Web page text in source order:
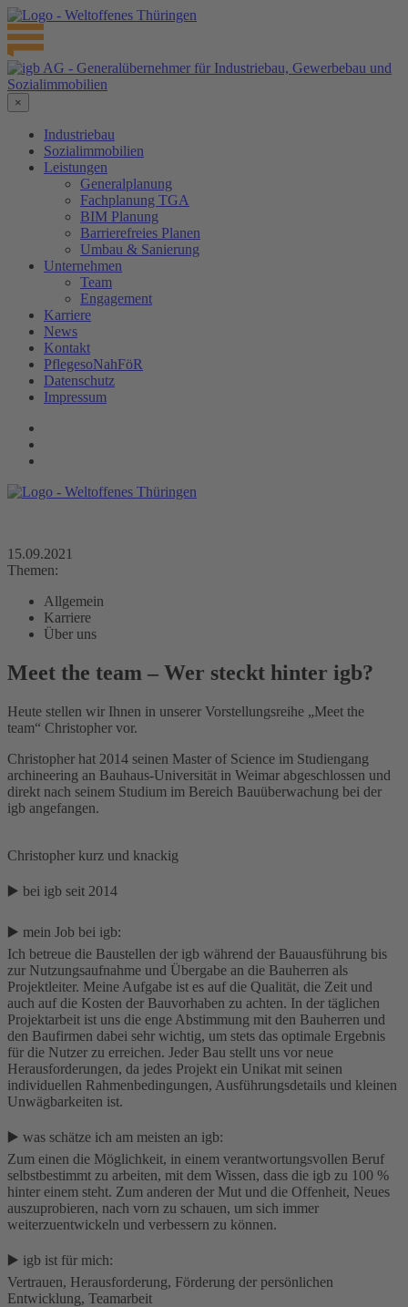
×
Industriebau
Sozialimmobilien
Leistungen
Generalplanung
Fachplanung TGA
BIM Planung
Barrierefreies Planen
Umbau & Sanierung
Unternehmen
Team
Engagement
Karriere
News
Kontakt
PflegesoNahFöR
Datenschutz
Impressum
15.09.2021
Themen:
Allgemein
Karriere
Über uns
Meet the team – Wer steckt hinter igb?
Heute stellen wir Ihnen in unserer Vorstellungsreihe „Meet the
team“ Christopher vor.
Christopher hat 2014 seinen Master of Science im Studiengang
archineering an Bauhaus-Universität in Weimar abgeschlossen und
direkt nach seinem Studium im Bereich Bauüberwachung bei der
igb angefangen.
Christopher kurz und knackig
▶️ bei igb seit 2014
▶️ mein Job bei igb:
Ich betreue die Baustellen der igb während der Bauausführung bis
zur Nutzungsaufnahme und Übergabe an die Bauherren als
Projektleiter. Meine Aufgabe ist es auf die Qualität, die Zeit und
auch auf die Kosten der Bauvorhaben zu achten. In der täglichen
Projektarbeit ist uns die enge Abstimmung mit den Bauherren und
den Baufirmen dabei sehr wichtig, um stets das optimale Ergebnis
für die Nutzer zu erreichen. Jeder Bau stellt uns vor neue
Herausforderungen, da jedes Projekt ein Unikat mit seinen
individuellen Rahmenbedingungen, Ausführungsdetails und kleinen
Unwägbarkeiten ist.
▶️ was schätze ich am meisten an igb:
Zum einen die Möglichkeit, in einem verantwortungsvollen Beruf
selbstbestimmt zu arbeiten, mit dem Wissen, dass die igb zu 100 %
hinter einem steht. Zum anderen der Mut und die Offenheit, Neues
auszuprobieren, nach vorn zu schauen, um sich immer
weiterzuentwickeln und verbessern zu können.
▶️ igb ist für mich:
Vertrauen, Herausforderung, Förderung der persönlichen
Entwicklung, Teamarbeit